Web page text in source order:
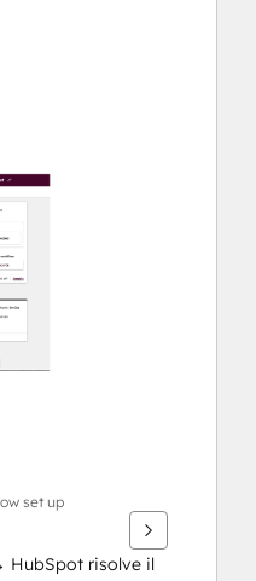
set up
HubSpot risolve il